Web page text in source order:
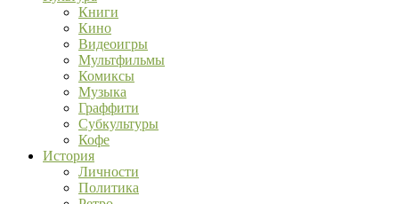
Книги
Кино
Видеоигры
Мультфильмы
Комиксы
Музыка
Граффити
Субкультуры
Кофе
История
Личности
Политика